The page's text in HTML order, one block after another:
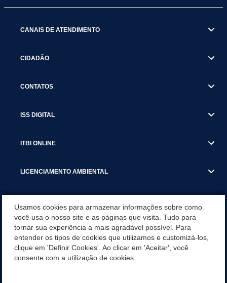
CANAIS DE ATENDIMENTO
CIDADÃO
CONTATOS
ISS DIGITAL
ITBI ONLINE
LICENCIAMENTO AMBIENTAL
SERVIÇOS
SERVIÇOS DO DEPARTAMENTO DE RECEITA MUNICIPAL
Usamos cookies para armazenar informações sobre como
você usa o nosso site e as páginas que visita. Tudo para
tornar sua experiência a mais agradável possível. Para
entender os tipos de cookies que utilizamos e customizá-los,
clique em 'Definir Cookies'. Ao clicar em 'Aceitar', você
consente com a utilização de cookies.